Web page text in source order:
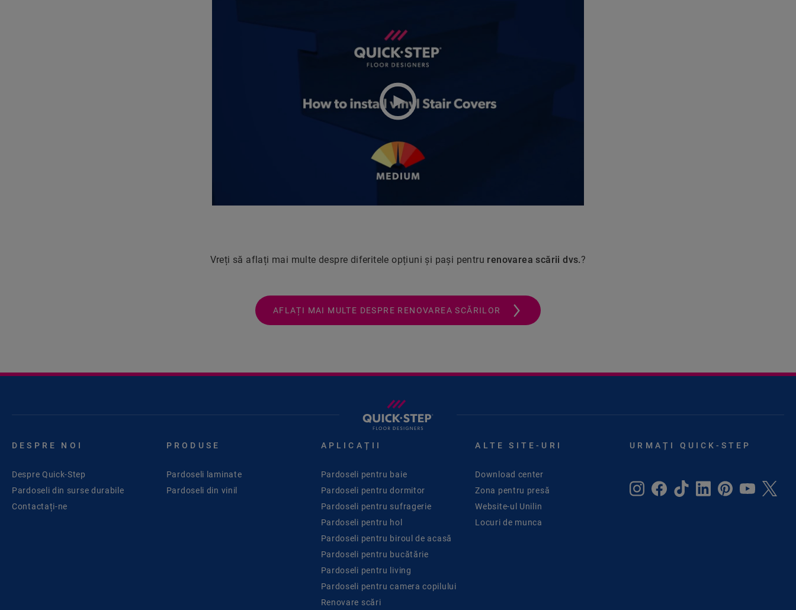
Vreți să aflați mai multe despre diferitele opțiuni și pași pentru renovarea scării dvs.?
AFLAȚI MAI MULTE DESPRE RENOVAREA SCĂRILOR
DESPRE NOI
Despre Quick-Step
Pardoseli din surse durabile
Contactați-ne
PRODUSE
Pardoseli laminate
Pardoseli din vinil
APLICAȚII
Pardoseli pentru baie
Pardoseli pentru dormitor
Pardoseli pentru sufragerie
Pardoseli pentru hol
Pardoseli pentru biroul de acasă
Pardoseli pentru bucătărie
Pardoseli pentru living
Pardoseli pentru camera copilului
Renovare scări
ALTE SITE-URI
Download center
Zona pentru presă
Website-ul Unilin
Locuri de munca
URMAȚI QUICK-STEP